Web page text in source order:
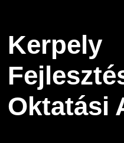
Kerpely
Oktatási